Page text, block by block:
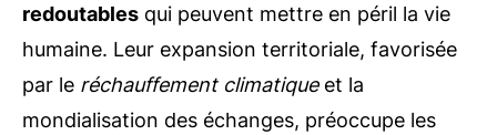
redoutables qui peuvent mettre en péril la vie
humaine. Leur expansion territoriale, favorisée
par le réchauffement climatiqueet la
mondialisation des échanges, préoccupe les